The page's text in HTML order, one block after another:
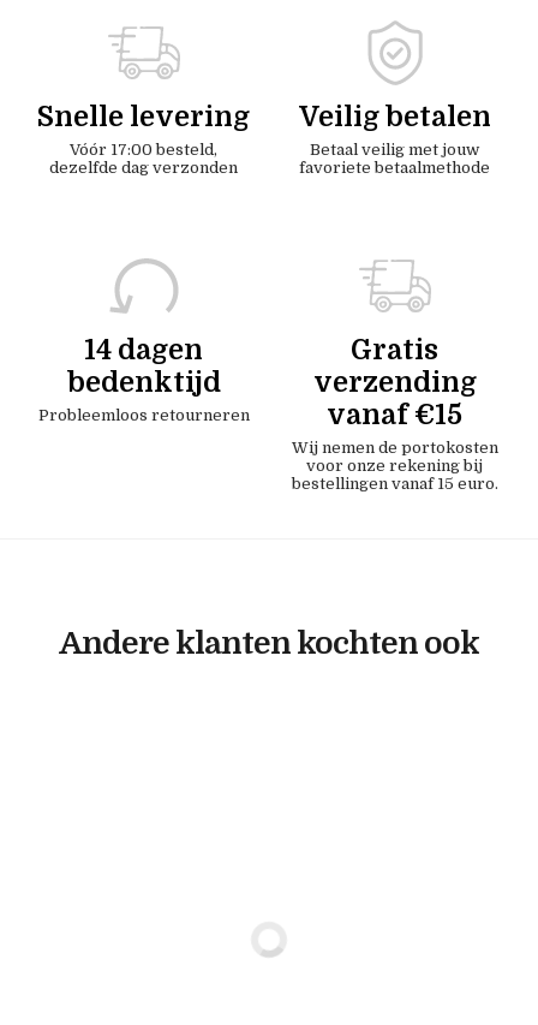
Snelle levering
Vóór 17:00 besteld,
dezelfde dag verzonden
Veilig betalen
Betaal veilig met jouw
favoriete betaalmethode
14 dagen
bedenktijd
Probleemloos retourneren
Gratis
verzending
vanaf €15
Wij nemen de portokosten
voor onze rekening bij
bestellingen vanaf 15 euro.
Andere klanten kochten ook